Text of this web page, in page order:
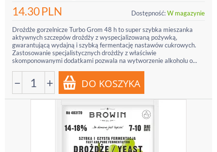
14.30PLN Dostępność:W magazynie
Drożdże gorzelnicze Turbo Grom 48 h to super szybka mieszanka
aktywnych szczepów drożdży z wyspecjalizowaną pożywką,
gwarantującą wydajną i szybką fermentację nastawów cukrowych.
Zastosowanie specjalistycznych drożdży z właściwie
skomponowanymi dodatkami pozwala na wytworzenie alkoholu o...
− +